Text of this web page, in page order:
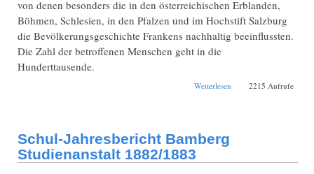
von denen besonders die in den österreichischen Erblanden,
Böhmen, Schlesien, in den Pfalzen und im Hochstift Salzburg
die Bevölkerungsgeschichte Frankens nachhaltig beeinflussten.
Die Zahl der betroffenen Menschen geht in die
Hunderttausende.
Weiterlesen über Hybrid:
2215 Aufrufe
Schul-Jahresbericht Bamberg
Studienanstalt 1882/1883